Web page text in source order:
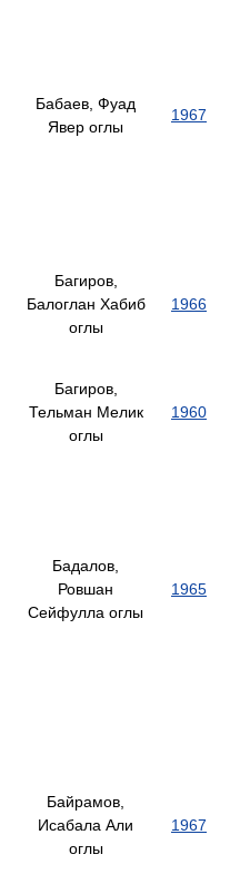
Бабаев, Фуад
Явер оглы
1967
Багиров,
Балоглан Хабиб
оглы
1966
Багиров,
Тельман Мелик
оглы
1960
Бадалов,
Ровшан
Сейфулла оглы
1965
Байрамов,
Исабала Али
оглы
1967